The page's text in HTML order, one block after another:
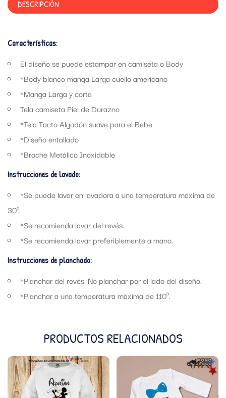
DESCRIPCIÓN
Características:
El diseño se puede estampar en camiseta o Body
*Body blanco manga Larga cuello americano
*Manga Larga y corta
Tela camiseta Piel de Durazno
*Tela Tacto Algodón suave para el Bebe
*Diseño entallado
*Broche Metálico Inoxidable
Instrucciones de lavado:
*Se puede lavar en lavadora a una temperatura máxima de
30º.
*Se recomienda lavar del revés.
*Se recomienda lavar preferiblemente a mano.
Instrucciones de planchado:
*Planchar del revés. No planchar por el lado del diseño.
*Planchar a una temperatura máxima de 110º.
PRODUCTOS RELACIONADOS